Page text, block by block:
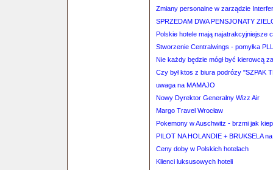
Zmiany personalne w zarządzie
SPRZEDAM DWA PENSJONATY
Polskie hotele mają najatrakcyjniejsze
Stworzenie Centralwings - pomyłka
Nie każdy będzie mógł być kierowcą
Czy był ktos z biura podrózy "SZPAK
uwaga na MAMAJO
Nowy Dyrektor Generalny Wizz Air
Margo Travel Wrocław
Pokemony w Auschwitz - brzmi jak
PILOT NA HOLANDIE + BRUKSELA
Ceny doby w Polskich hotelach
Klienci luksusowych hoteli